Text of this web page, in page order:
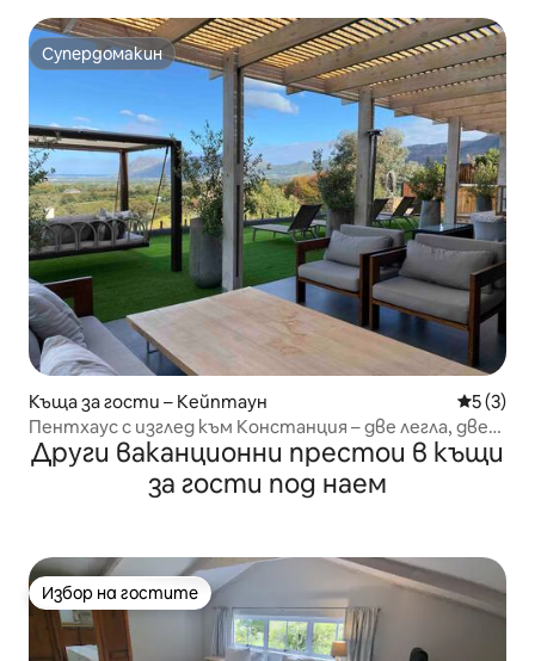
Супердомакин
Супердомакин
Къща за гости – Кейптаун Средна
5 (3)
Пентхаус с изглед към Констанция – две легла, две
бани
Други ваканционни престои в къщи
за гости под наем
Избор на гостите
Избор на гостите